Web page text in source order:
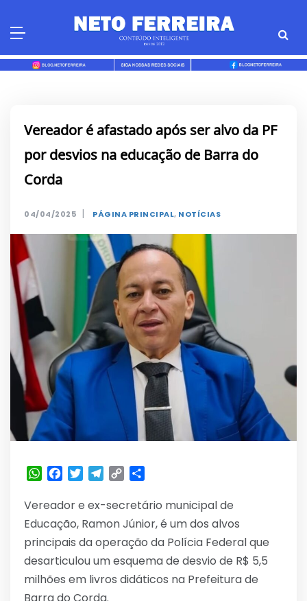
Vereador é afastado após ser alvo da PF
por desvios na educação de Barra do
Corda
04/04/2025 | PÁGINA PRINCIPAL, NOTÍCIAS
WhatsApp
Facebook
TwitterTelegram
Copy
Vereador e ex-secretário municipal de
Educação, Ramon Júnior, é um dos alvos
principais da operação da Polícia Federal que
desarticulou um esquema de desvio de R$ 5,5
milhões em livros didáticos na Prefeitura de